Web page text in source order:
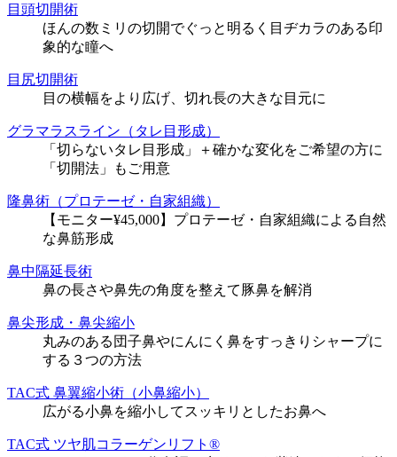
目頭切開術
ほんの数ミリの切開でぐっと明るく目ヂカラのある印
象的な瞳へ
目尻切開術
目の横幅をより広げ、切れ長の大きな目元に
グラマラスライン（タレ目形成）
「切らないタレ目形成」＋確かな変化をご希望の方に
「切開法」もご用意
隆鼻術（プロテーゼ・自家組織）
【モニター¥45,000】プロテーゼ・自家組織による自然
な鼻筋形成
鼻中隔延長術
鼻の長さや鼻先の角度を整えて豚鼻を解消
鼻尖形成・鼻尖縮小
丸みのある団子鼻やにんにく鼻をすっきりシャープに
する３つの方法
TAC式 鼻翼縮小術（小鼻縮小）
広がる小鼻を縮小してスッキリとしたお鼻へ
TAC式 ツヤ肌コラーゲンリフト®